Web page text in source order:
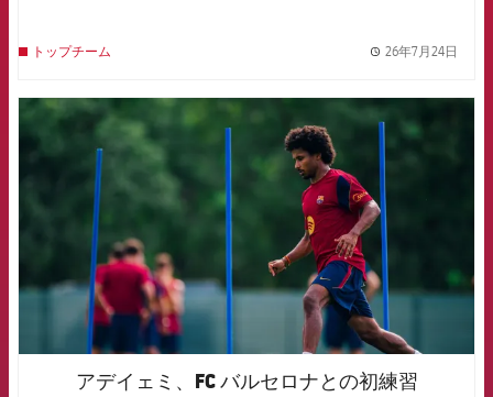
トップチーム 26年7月24日
FCB Barcelona badge
アデイェミ、FC バルセロナとの初練習